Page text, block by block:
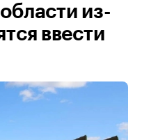
из-
ввести